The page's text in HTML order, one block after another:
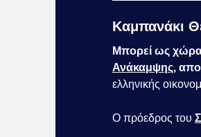
Καμπανάκι
Μπορεί ως χώρα
Ανάκαμψης,
ελληνικής
Ο πρόεδρος του